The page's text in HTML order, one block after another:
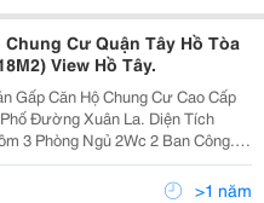
Chung Cư Quận Tây Hồ Tòa
View Hồ Tây.
Xuân La. Diện Tích
3 Phòng Ngủ 2Wc 2 Ban Công.
Sáng Có Ban Công. Cửa Tb Ban
Giá Chào 11,8 Tỷ. Sổ Đỏ Chính
>1 năm